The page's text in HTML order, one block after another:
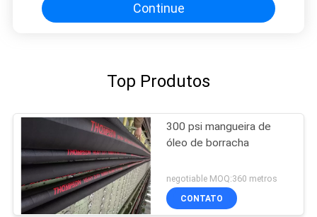
Continue
Top Produtos
300 psi mangueira de
óleo de borracha
negotiable MOQ:360 metros
CONTATO